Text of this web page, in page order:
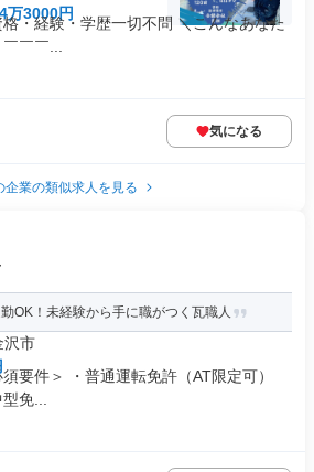
万3000円
・経験・学歴一切不問 ＼こんなあなた
￣￣...
気になる
企業の類似求人を見る
OK！未経験から手に職がつく瓦職人
沢市
要件＞ ・普通運転免許（AT限定可）
免...